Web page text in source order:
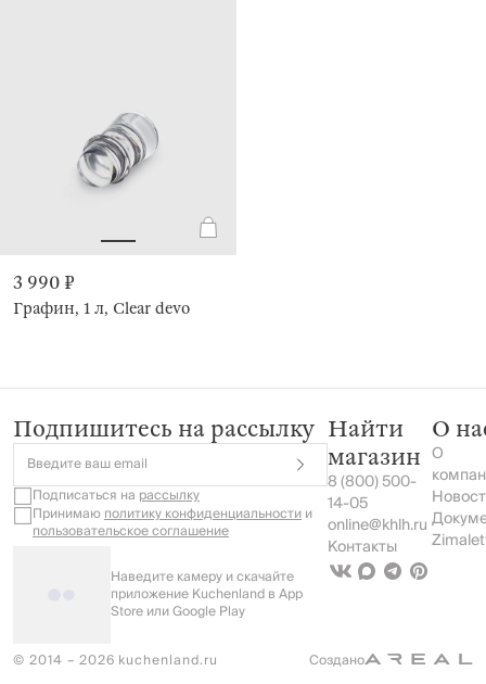
3 990 ₽
Графин, 1 л, Clear devo
Подпишитесь на рассылку
Введите ваш email
Подписаться на рассылку
Принимаюполитику конфиденциальностии
пользовательское соглашение
Наведите камеру и скачайте
приложение Kuchenland в App
Store или Google Play
Найти
магазин
8 (800) 500-
14-05
online@khlh.ru
Контакты
О
О
© 2014 – 2026 kuchenland.ru Создано